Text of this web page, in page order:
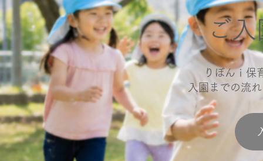
ご入
りぼんｉ保
入園までの流